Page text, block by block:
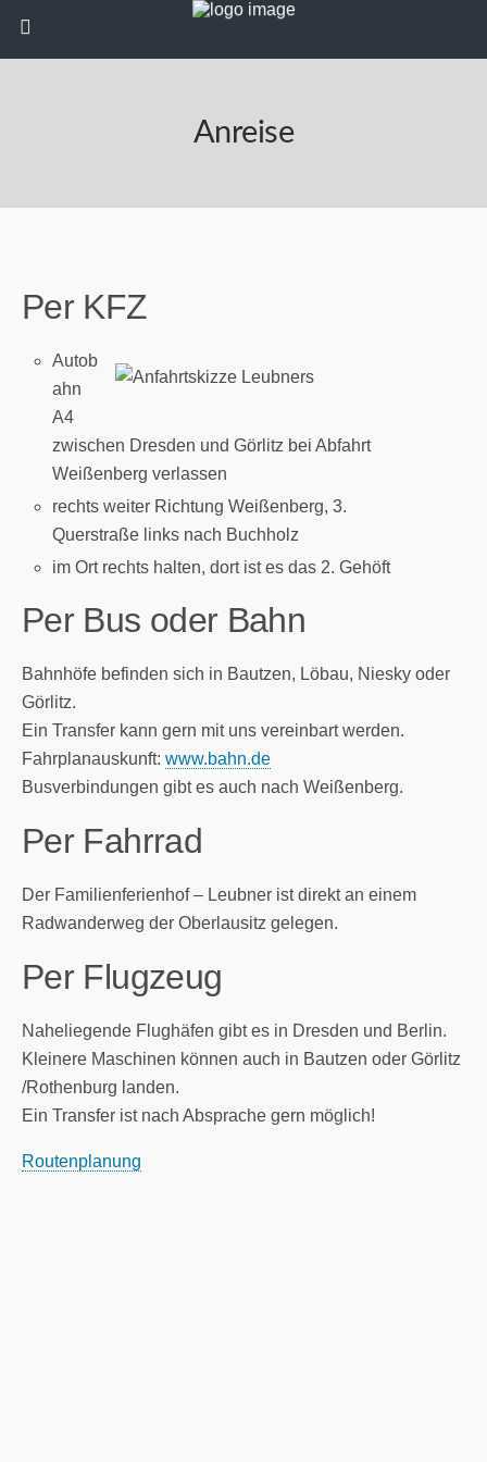
Anreise
Per KFZ
Autob
ahn
A4
zwischen Dresden und Görlitz bei Abfahrt
Weißenberg verlassen
rechts weiter Richtung Weißenberg, 3.
Querstraße links nach Buchholz
im Ort rechts halten, dort ist es das 2. Gehöft
Per Bus oder Bahn
Bahnhöfe befinden sich in Bautzen, Löbau, Niesky oder
Görlitz.
Ein Transfer kann gern mit uns vereinbart werden.
Fahrplanauskunft: www.bahn.de
Busverbindungen gibt es auch nach Weißenberg.
Per Fahrrad
Der Familienferienhof – Leubner ist direkt an einem
Radwanderweg der Oberlausitz gelegen.
Per Flugzeug
Naheliegende Flughäfen gibt es in Dresden und Berlin.
Kleinere Maschinen können auch in Bautzen oder Görlitz
/Rothenburg landen.
Ein Transfer ist nach Absprache gern möglich!
Routenplanung